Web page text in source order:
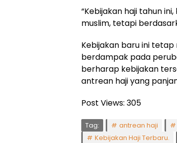
“Kebijakan haji tahun
muslim, tetapi
Kebijakan baru ini
berdampak pada
berharap kebijakan
antrean haji yang
Post Views: 305
Tag: antrean haji
Kebijakan Haji Terbaru.